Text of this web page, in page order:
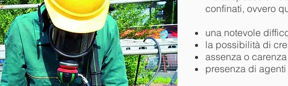
confinati, ovvero
una notevole
la possibilità di
assenza o
presenza di